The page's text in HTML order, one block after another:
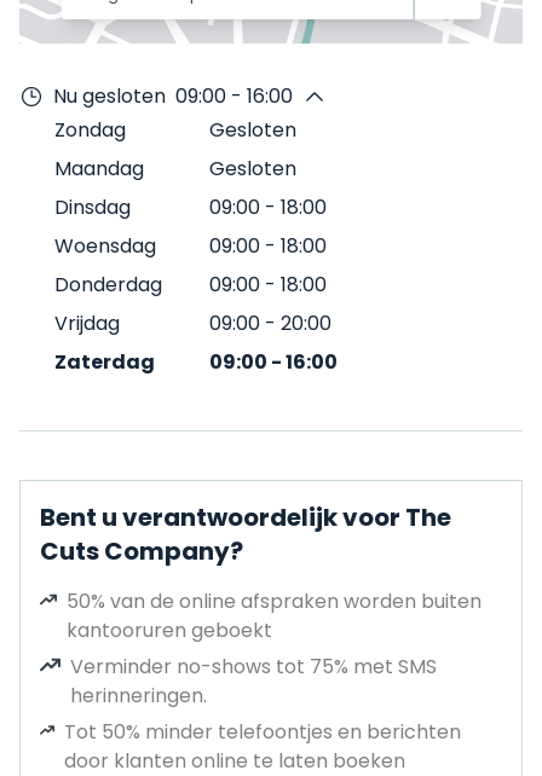
Nu gesloten 09:00 - 16:00
Zondag
Gesloten
Maandag
Gesloten
Dinsdag
09:00 - 18:00
Woensdag
09:00 - 18:00
Donderdag
09:00 - 18:00
Vrijdag
09:00 - 20:00
Zaterdag
09:00 -16:00
Bent u verantwoordelijk voor The
Cuts Company?
50% van de online afspraken worden buiten
kantooruren geboekt
Verminder no-shows tot 75% met SMS
herinneringen.
Tot 50% minder telefoontjes en berichten
door klanten online te laten boeken